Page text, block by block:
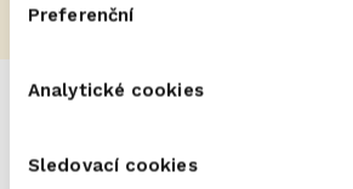
Preferenční
Analytické cookies
Sledovací cookies